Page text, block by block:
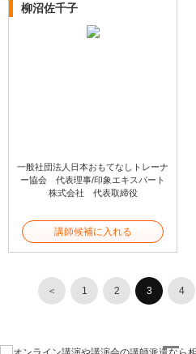
柳沼佐千子
一般社団法人日本おもてなしトレーナ
ー協会 代表理事/印象エキスパート
株式会社 代表取締役
講師候補に入れる
＜ 1 2 3 4